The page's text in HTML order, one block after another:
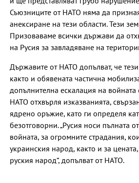
Съюзниците от НАТО няма да
анексиране на тези области. Тези
Призоваваме всички държави да
на Русия за завладяване на
Държавите от НАТО допълват, че
както и обявената частична
допълнителна ескалация на войната
НАТО отхвърля изказванията,
ядрено оръжие, като ги определя
безотговорни. „Русия носи пълната
войната, за огромните страдания,
украинския народ, както и за
руския народ“, допълват от НАТО.